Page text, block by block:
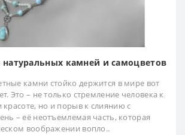
камней и самоцветов
камни стойко держится в мире вот
Это – не только стремление человека к
красоте, но и порыв к слиянию с
– её неотъемлемая часть, которая
воображении вопло..